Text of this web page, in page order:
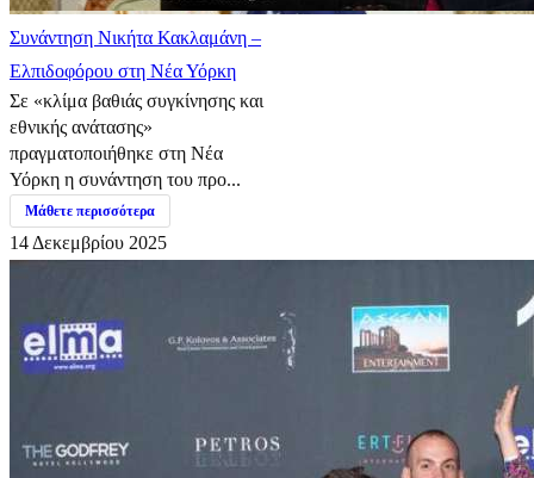
Συνάντηση Νικήτα Κακλαμάνη –
Ελπιδοφόρου στη Νέα Υόρκη
Σε «κλίμα βαθιάς συγκίνησης και
εθνικής ανάτασης»
πραγματοποιήθηκε στη Νέα
Υόρκη η συνάντηση του προ...
Μάθετε περισσότερα
14 Δεκεμβρίου 2025